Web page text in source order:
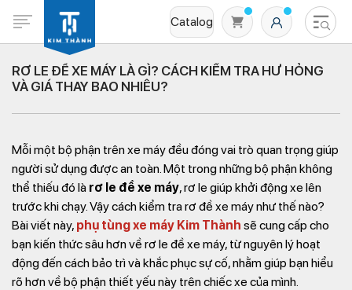
Catalog
Không có sản phẩm nào trong giỏ hàng
RƠ LE ĐỀ XE MÁY LÀ GÌ? CÁCH KIỂM TRA HƯ HỎNG
VÀ GIÁ THAY BAO NHIÊU?
Mỗi một bộ phận trên xe máy đều đóng vai trò quan trọng giúp
người sử dụng được an toàn. Một trong những bộ phận không
thể thiếu đó là rơ le đề xe máy, rơ le giúp khởi động xe lên
trước khi chạy. Vậy cách kiểm tra rơ đề xe máy như thế nào?
Bài viết này, phụ tùng xe máy Kim Thành sẽ cung cấp cho
bạn kiến thức sâu hơn về rơ le đề xe máy, từ nguyên lý hoạt
động đến cách bảo trì và khắc phục sự cố, nhằm giúp bạn hiểu
rõ hơn về bộ phận thiết yếu này trên chiếc xe của mình.